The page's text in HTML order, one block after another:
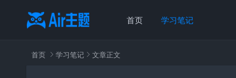
首页 学习笔记
首页 学习笔记 文章正文